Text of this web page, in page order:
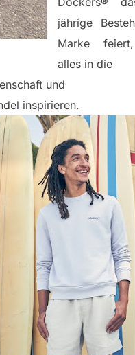
jährige
Marke
alles in die
und
inspirieren.